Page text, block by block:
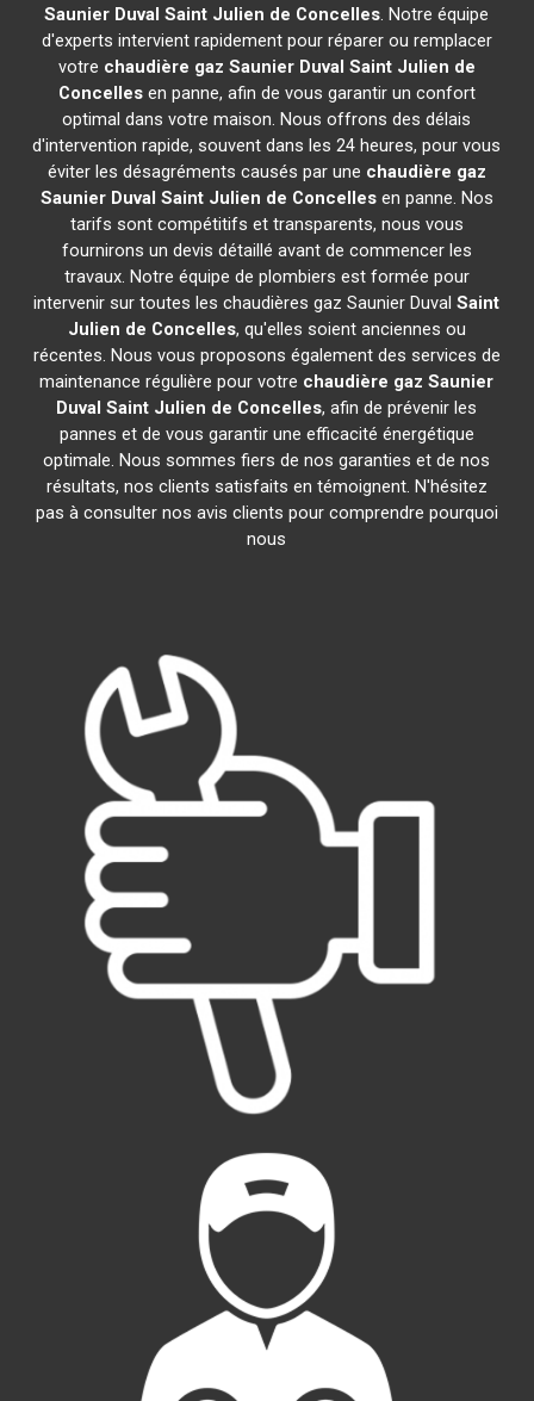
Saunier Duval Saint Julien de Concelles. Notre équipe
d'experts intervient rapidement pour réparer ou remplacer
votre chaudière gaz Saunier Duval Saint Julien de
Concellesen panne, afin de vous garantir un confort
optimal dans votre maison. Nous offrons des délais
d'intervention rapide, souvent dans les 24 heures, pour vous
éviter les désagréments causés par une chaudière gaz
Saunier Duval Saint Julien de Concellesen panne. Nos
tarifs sont compétitifs et transparents, nous vous
fournirons un devis détaillé avant de commencer les
travaux. Notre équipe de plombiers est formée pour
intervenir sur toutes les chaudières gaz Saunier DuvalSaint
Julien de Concelles, qu'elles soient anciennes ou
récentes. Nous vous proposons également des services de
maintenance régulière pour votre chaudière gaz Saunier
Duval Saint Julien de Concelles, afin de prévenir les
pannes et de vous garantir une efficacité énergétique
optimale. Nous sommes fiers de nos garanties et de nos
résultats, nos clients satisfaits en témoignent. N'hésitez
pas à consulter nos avis clients pour comprendre pourquoi
nous